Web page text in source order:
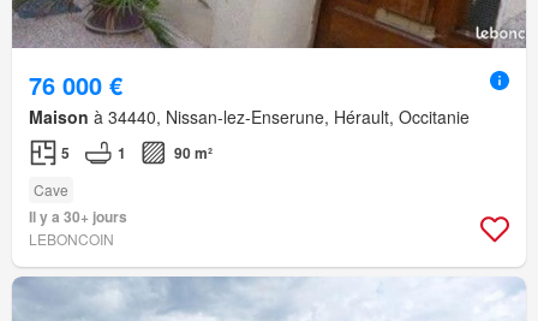
76 000 €
Maison à 34440, Nissan-lez-Enserune, Hérault, Occitanie
5 1 90 m²
Cave
Il y a 30+ jours
LEBONCOIN